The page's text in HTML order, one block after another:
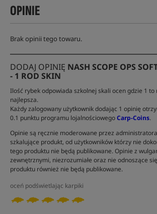
OPINIE
Brak opinii tego towaru.
DODAJ OPINIĘ NASH SCOPE OPS
- 1 ROD SKIN
Ilość rybek odpowiada szkolnej skali ocen gdzie 1 to
najlepsza.
Każdy zalogowany użytkownik dodając 1 opinię
0.1 punktu programu lojalnościowegoCarp-Coins.
Opinie są ręcznie moderowane przez
szkalujące produkt, od użytkowników którzy nie
tego produktu nie będą publikowane. Opinie z
zewnętrznymi, niezrozumiałe oraz nie odnoszące
produktu również nie będą publikowane.
oceń podświetlając karpiki